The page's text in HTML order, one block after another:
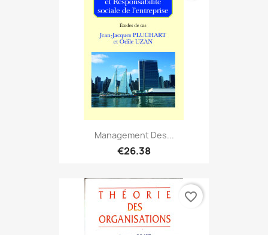
Management Des...
€26.38
favorite_border